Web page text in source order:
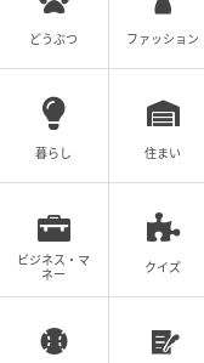
どうぶつ ファッション
暮らし 住まい
ビジネス・マ
ネー
クイズ